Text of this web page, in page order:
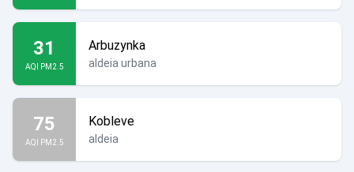
31
AQI PM2.5
Arbuzynka
aldeia urbana
75
AQI PM2.5
Kobleve
aldeia